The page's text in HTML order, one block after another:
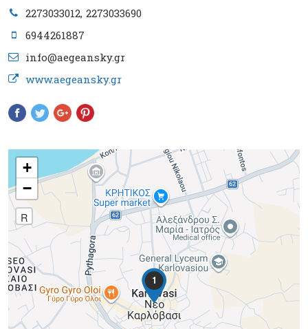
2273033012 2273033690
6944261887
info@aegeansky.gr
www.aegeansky.gr
1
+
−
R